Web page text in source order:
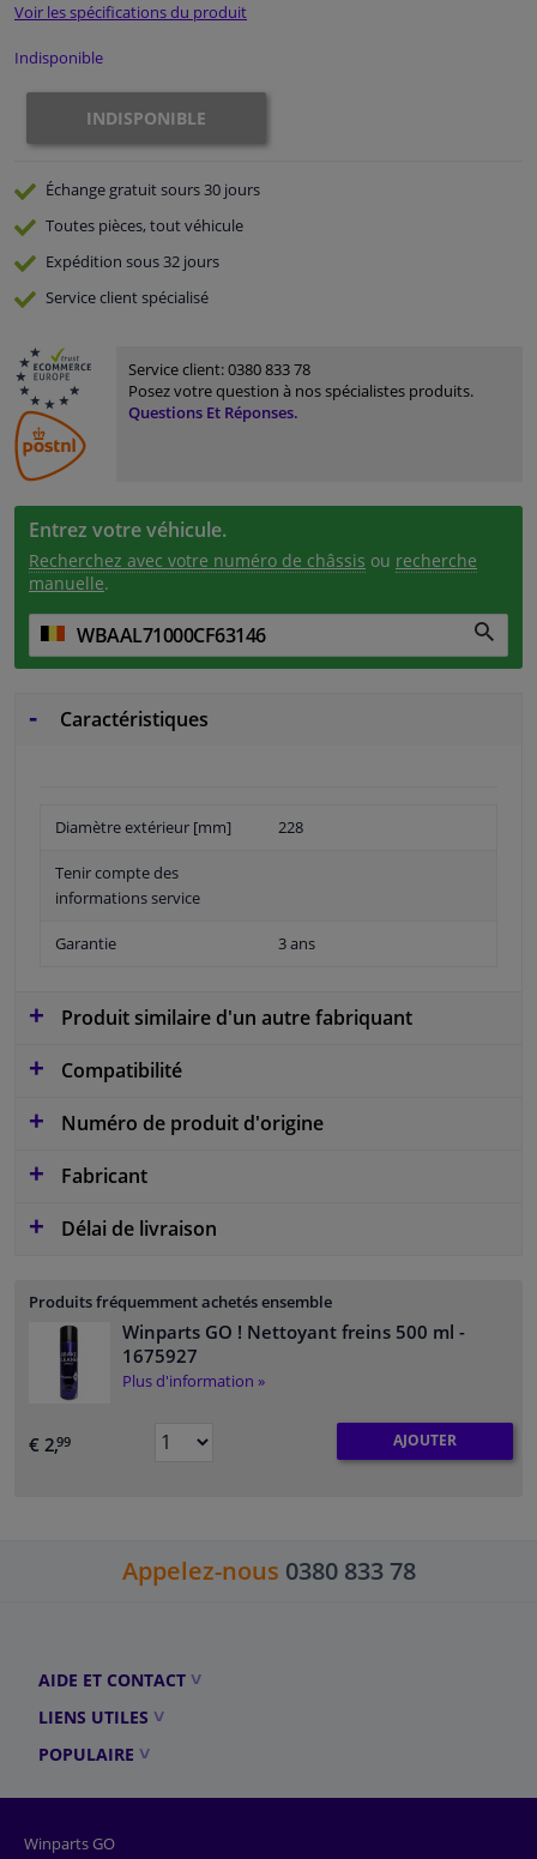
Atelier & outils
Promotions et réductions
Capteurs & électronique
Voir les spécifications du produit
Indisponible
INDISPONIBLE
Échange gratuitsours 30 jours
Toutes pièces, tout véhicule
Expédition sous 32 jours
Serviceclient spécialisé
Service client:0380 833 78
Posez votre question à nos spécialistes produits.
Questions Et Réponses.
Entrez votre véhicule.
Recherchez avec votre numéro de châssis ou recherche
manuelle.
Caractéristiques
Diamètre extérieur [mm] 228
Tenir compte des
informations service
Garantie 3 ans
Produit similaire d'un autre fabriquant
Compatibilité
Numéro de produit d'origine
Fabricant
Délai de livraison
Produits fréquemment achetés ensemble
Winparts GO ! Nettoyant freins 500 ml -
1675927
Plus d'information »
€ 2,99 AJOUTER
Appelez-nous 0380 833 78
AIDE ET CONTACT
LIENS UTILES
POPULAIRE
Winparts GO